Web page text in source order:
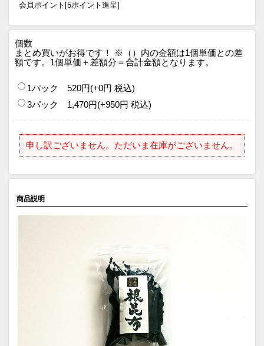
会員ポイント[5ポイント進呈]
個数
まとめ買いがお得です！ ※（）内の金額は1個単価との差
額です。1個単価＋差額分＝合計金額となります。
1パック 520円(+0円 税込)
3パック 1,470円(+950円 税込)
申し訳ございません。ただいま在庫がございません。
商品説明